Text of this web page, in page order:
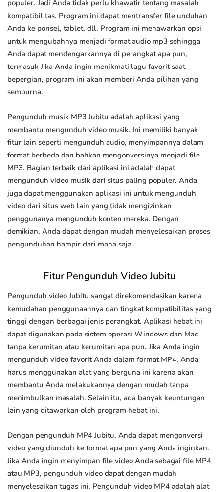
populer. Jadi Anda tidak perlu khawatir tentang masalah
kompatibilitas. Program ini dapat mentransfer file unduhan
Anda ke ponsel, tablet, dll. Program ini menawarkan opsi
untuk mengubahnya menjadi format audio mp3 sehingga
Anda dapat mendengarkannya di perangkat apa pun,
termasuk Jika Anda ingin menikmati lagu favorit saat
bepergian, program ini akan memberi Anda pilihan yang
sempurna.
Pengunduh musik MP3 Jubitu adalah aplikasi yang
membantu mengunduh video musik. Ini memiliki banyak
fitur lain seperti mengunduh audio, menyimpannya dalam
format berbeda dan bahkan mengonversinya menjadi file
MP3. Bagian terbaik dari aplikasi ini adalah dapat
mengunduh video musik dari situs paling populer. Anda
juga dapat menggunakan aplikasi ini untuk mengunduh
video dari situs web lain yang tidak mengizinkan
penggunanya mengunduh konten mereka. Dengan
demikian, Anda dapat dengan mudah menyelesaikan proses
pengunduhan hampir dari mana saja.
Fitur Pengunduh Video Jubitu
Pengunduh video Jubitu sangat direkomendasikan karena
kemudahan penggunaannya dan tingkat kompatibilitas yang
tinggi dengan berbagai jenis perangkat. Aplikasi hebat ini
dapat digunakan pada sistem operasi Windows dan Mac
tanpa kerumitan atau kerumitan apa pun. Jika Anda ingin
mengunduh video favorit Anda dalam format MP4, Anda
harus menggunakan alat yang berguna ini karena akan
membantu Anda melakukannya dengan mudah tanpa
menimbulkan masalah. Selain itu, ada banyak keuntungan
lain yang ditawarkan oleh program hebat ini.
Dengan pengunduh MP4 Jubitu, Anda dapat mengonversi
video yang diunduh ke format apa pun yang Anda inginkan.
Jika Anda ingin menyimpan file video Anda sebagai file MP4
atau MP3, pengunduh video dapat dengan mudah
menyelesaikan tugas ini. Pengunduh video MP4 adalah alat